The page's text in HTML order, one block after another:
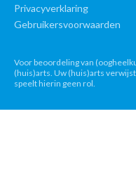
Privacyverklaring
Gebruikersvoorwaarden
Voor beoordeling van
(huis)arts. Uw (huis)arts
speelt hierin geen rol.